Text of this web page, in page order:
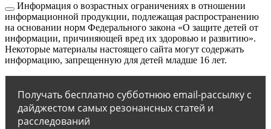
Информация о возрастных ограничениях в отношении
информационной продукции, подлежащая распространению
на основании норм Федерального закона «О защите детей от
информации, причиняющей вред их здоровью и развитию».
Некоторые материалы настоящего сайта могут содержать
информацию, запрещенную для детей младше 16 лет.
Получать бесплатно субботнюю email-рассылку с
дайджестом самых резонансных статей и
расследований